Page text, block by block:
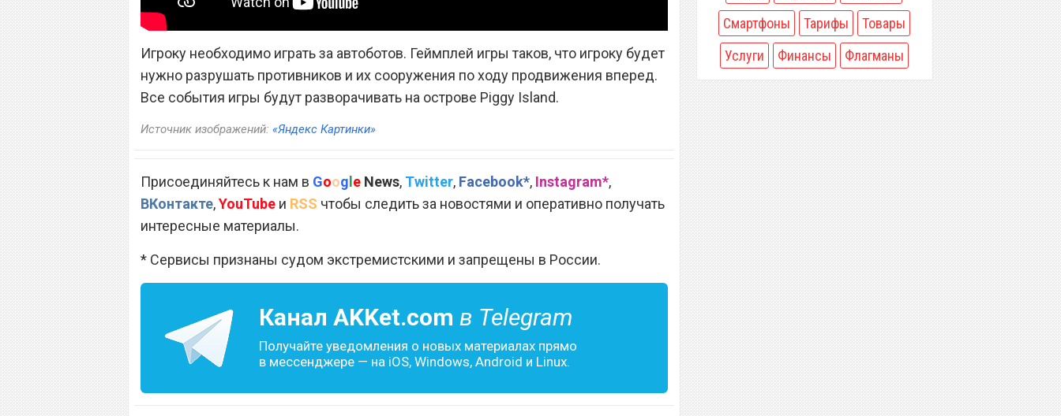
Игроку необходимо играть за автоботов. Геймплей игры таков, что игроку будет
нужно разрушать противников и их сооружения по ходу продвижения вперед.
Все события игры будут разворачивать на острове Piggy Island.
Источник изображений: «Яндекс Картинки»
Присоединяйтесь к нам в Goog e News, Twitter, Facebook*, Instagram*,
ВКонтакте,YouTube и RSS чтобы следить за новостями и оперативно получать
интересные материалы.
* Сервисы признаны судом экстремистскими и запрещены в России.
Канал AKKet.com в Telegram
Получайте уведомления о новых материалах прямо
в мессенджере — на iOS, Windows, Android и Linux.
Смартфоны
Тарифы
Товары
Услуги
Финансы Флагманы